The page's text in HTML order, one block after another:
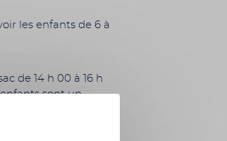
les enfants de 6 à
de 14 h 00 à 16 h
enfants sont un